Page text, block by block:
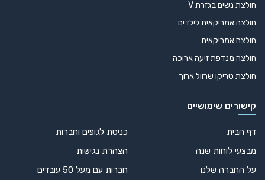
חולצת נשים בגזרת V
חולצה אמריקאית לילדים
חולצה אמריקאית
חולצה מנדפת זיעה ארוכה
חולצת טריקו שרוול ארוך
קישורים שימושיים
דף הבית
מבצעי לוחות שנה
על החברה שלנו
כניסת לגופים וחברות
הצהרת נגישות
חברות עם מעל 50 עובדים